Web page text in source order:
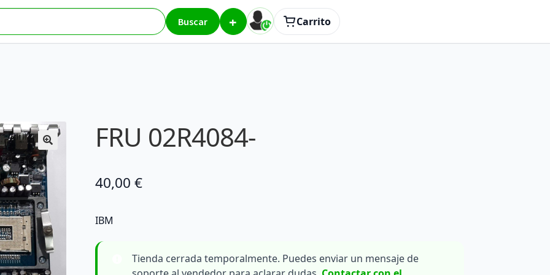
Buscar + Carrito
FRU 02R4084-
40,00 €
IBM
Tienda cerrada temporalmente. Puedes enviar un mensaje de